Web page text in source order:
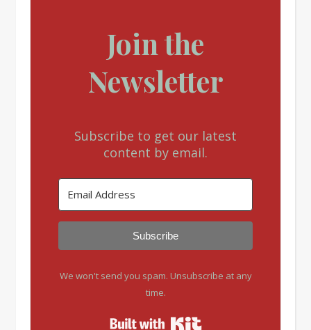
Join the
Newsletter
Subscribe to get our latest
content by email.
Subscribe
We won't send you spam. Unsubscribe at any
time.